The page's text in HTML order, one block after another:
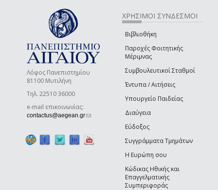
Λόφος Πανεπιστημίου
81100 Μυτιλήνη
Τηλ. 22510 36000
e-mail επικοινωνίας:
contactus@aegean.gr(link sends e-mail)
ΧΡΗΣΙΜΟΙ ΣΥΝΔΕΣΜΟΙ
Βιβλιοθήκη
Παροχές Φοιτητικής
Μέριμνας
Συμβουλευτικοί Σταθμοί
Έντυπα / Αιτήσεις
Υπουργείο Παιδείας
Διαύγεια
Εύδοξος
Συγγράμματα Τμημάτων
Η Ευρώπη σου
Κώδικας Ηθικής και
Επαγγελματικής
Συμπεριφοράς